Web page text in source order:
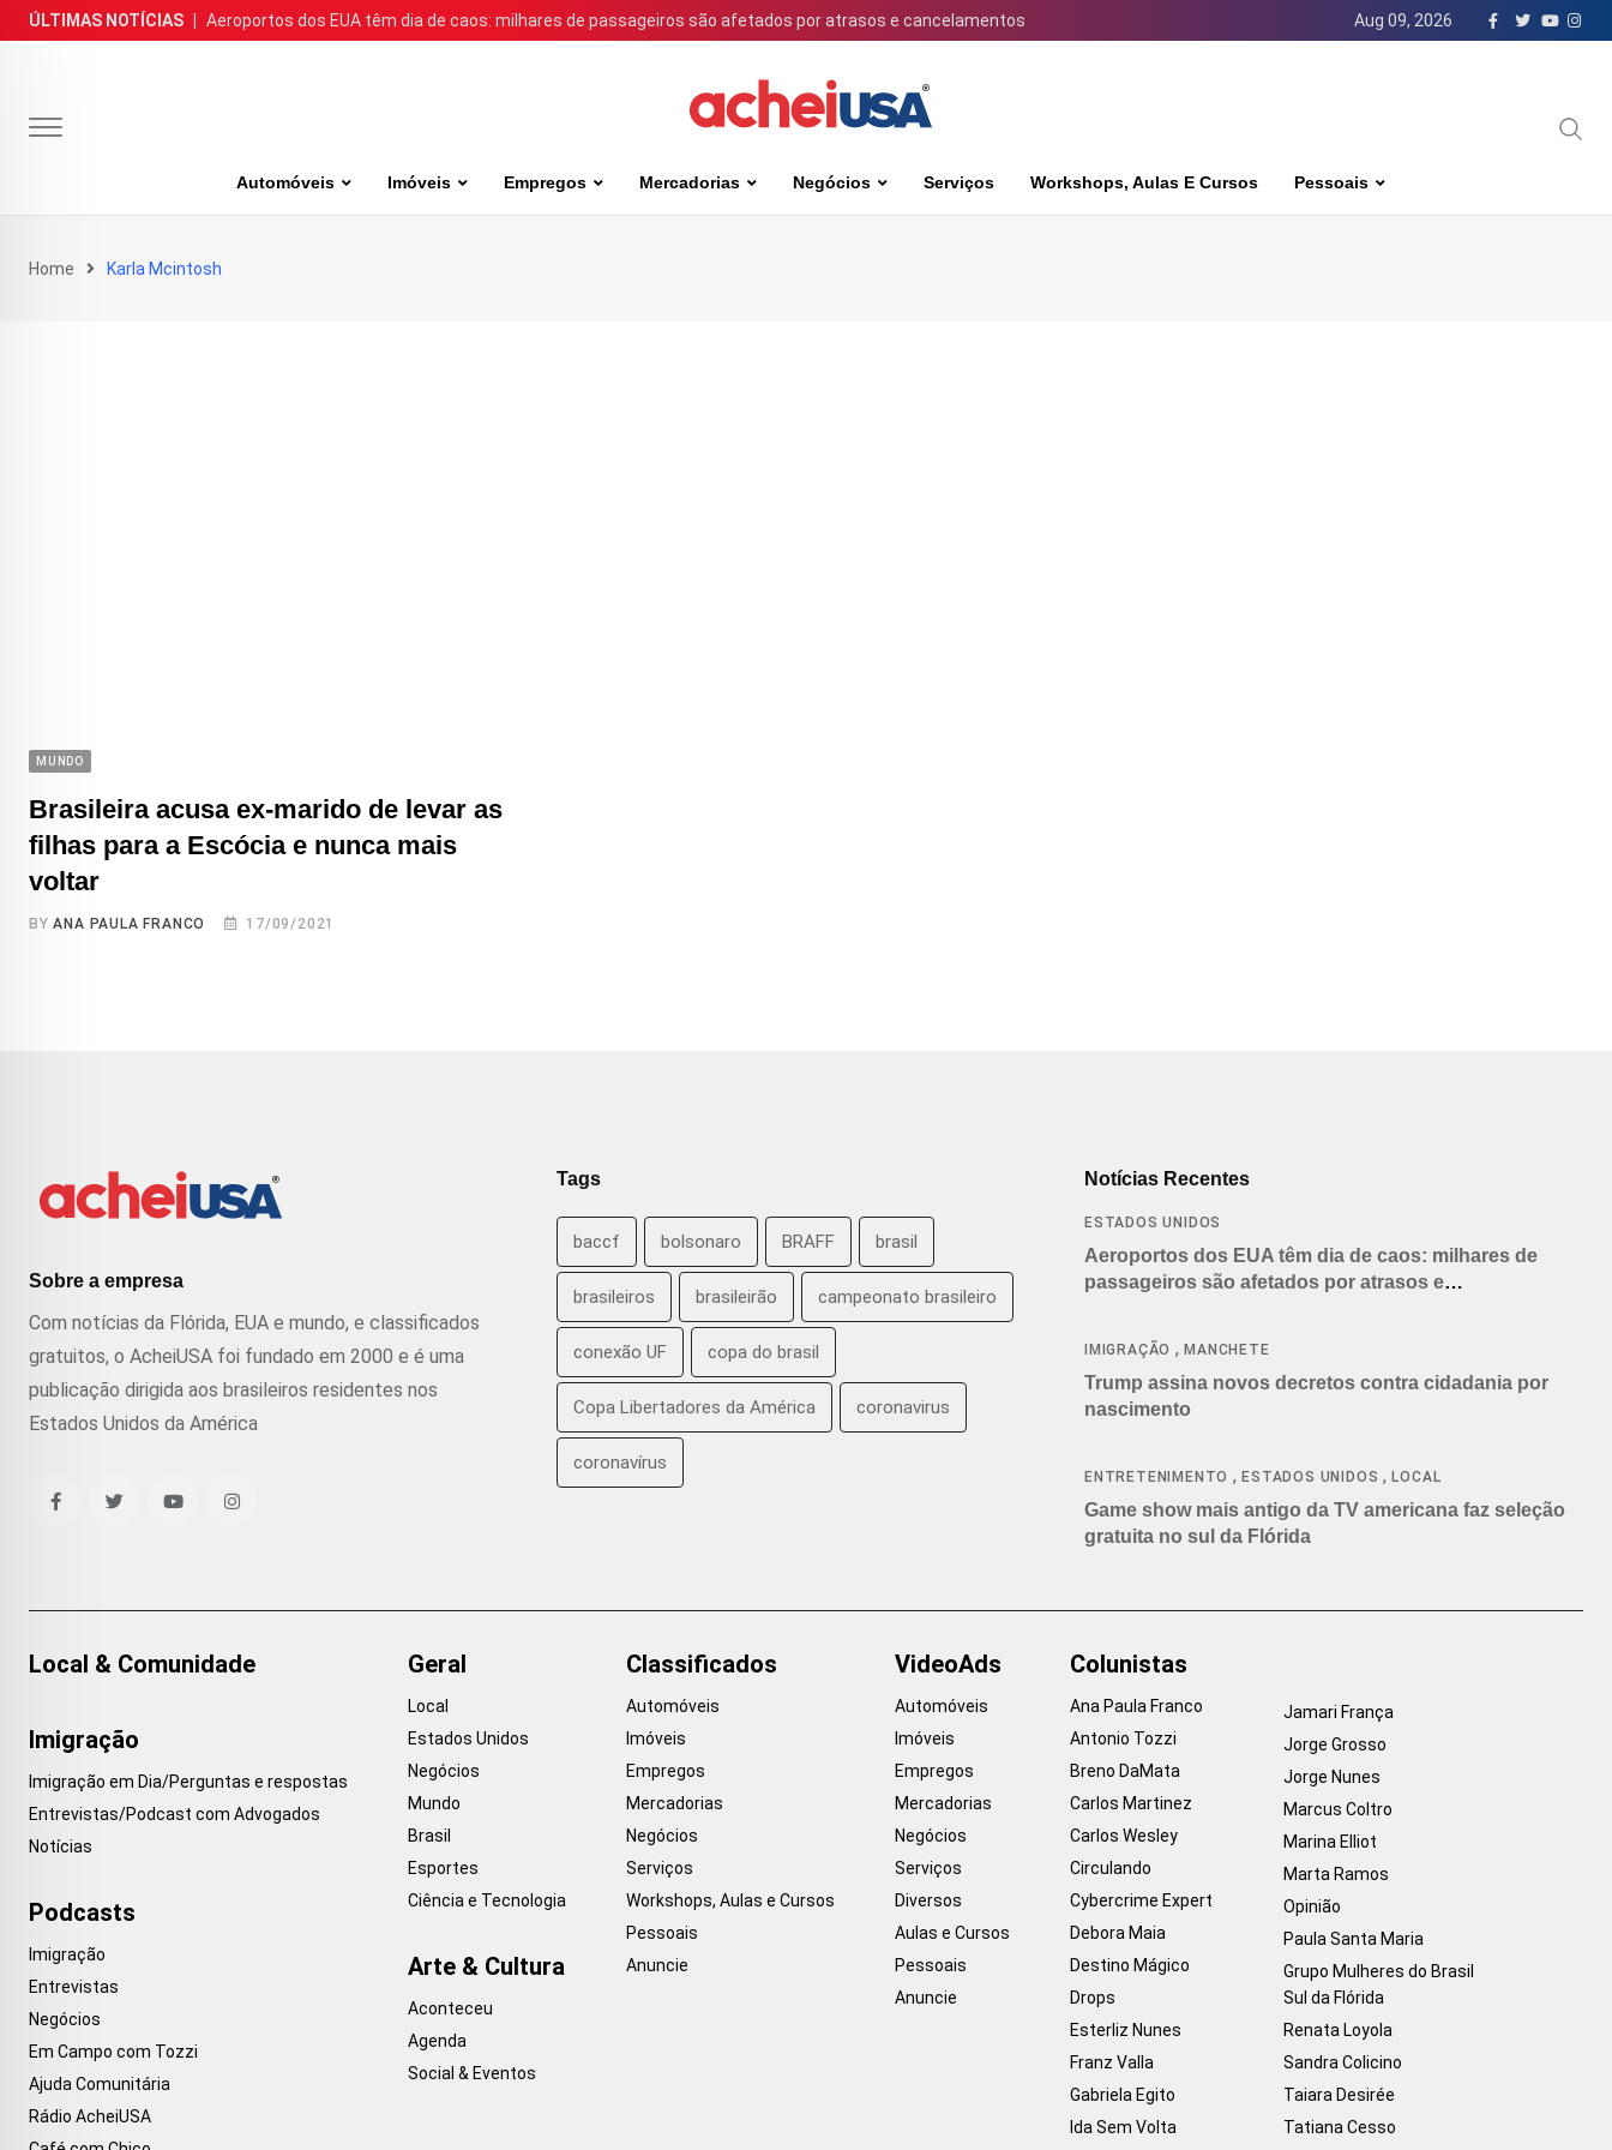
Skip
to
ÚLTIMAS NOTÍCIAS Aeroportos dos EUA têm dia de caos: milhares de passageiros são afetados por atrasos e cancelamentos Aug 09, 2026
Automóveis Imóveis Empregos Mercadorias Negócios Serviços Workshops, Aulas E Cursos Pessoais
Home Karla Mcintosh
MUNDO
Brasileira acusa ex-marido de levar as
filhas para a Escócia e nunca mais
voltar
BYANA PAULA FRANCO 17/09/2021
Sobre a empresa
Com notícias da Flórida, EUA e mundo, e classificados
gratuitos, o AcheiUSA foi fundado em 2000 e é uma
publicação dirigida aos brasileiros residentes nos
Estados Unidos da América
Tags
baccf bolsonaro BRAFF brasil
brasileiros brasileirão campeonato brasileiro
conexão UF copa do brasil
Copa Libertadores da América coronavirus
coronavírus
Notícias Recentes
ESTADOS UNIDOS
Aeroportos dos EUA têm dia de caos: milhares de
passageiros são afetados por atrasos e
IMIGRAÇÃO ,MANCHETE
Trump assina novos decretos contra cidadania por
nascimento
ENTRETENIMENTO ,ESTADOS UNIDOS ,LOCAL
Game show mais antigo da TV americana faz seleção
gratuita no sul da Flórida
Local & Comunidade
Imigração
Imigração em Dia/Perguntas e respostas
Entrevistas/Podcast com Advogados
Notícias
Podcasts
Imigração
Entrevistas
Negócios
Em Campo com Tozzi
Ajuda Comunitária
Rádio AcheiUSA
Geral
Local
Estados Unidos
Negócios
Mundo
Brasil
Esportes
Ciência e Tecnologia
Arte & Cultura
Aconteceu
Agenda
Social & Eventos
Classificados
Automóveis
Imóveis
Empregos
Mercadorias
Negócios
Serviços
Workshops, Aulas e Cursos
Pessoais
Anuncie
VideoAds
Automóveis
Imóveis
Empregos
Mercadorias
Negócios
Serviços
Diversos
Aulas e Cursos
Pessoais
Anuncie
Colunistas
Ana Paula Franco
Antonio Tozzi
Breno DaMata
Carlos Martinez
Carlos Wesley
Circulando
Cybercrime Expert
Debora Maia
Destino Mágico
Drops
Esterliz Nunes
Franz Valla
Gabriela Egito
Ida Sem Volta
Jamari França
Jorge Grosso
Jorge Nunes
Marcus Coltro
Marina Elliot
Marta Ramos
Opinião
Paula Santa Maria
Grupo Mulheres do Brasil
Sul da Flórida
Renata Loyola
Sandra Colicino
Taiara Desirée
Tatiana Cesso